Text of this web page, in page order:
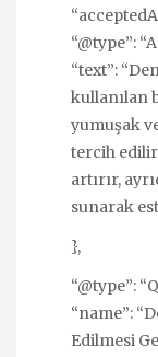
“@type”:
“text”:
kullanılan
yumuşak
tercih
artırır,
sunarak
},
“@type”:
“name”:
Edilmesi